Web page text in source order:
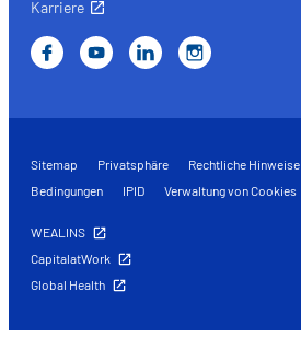
Karriere
Sitemap Privatsphäre Rechtliche Hinweise
Bedingungen
IPID Verwaltung von Cookies
WEALINS
CapitalatWork
Global Health